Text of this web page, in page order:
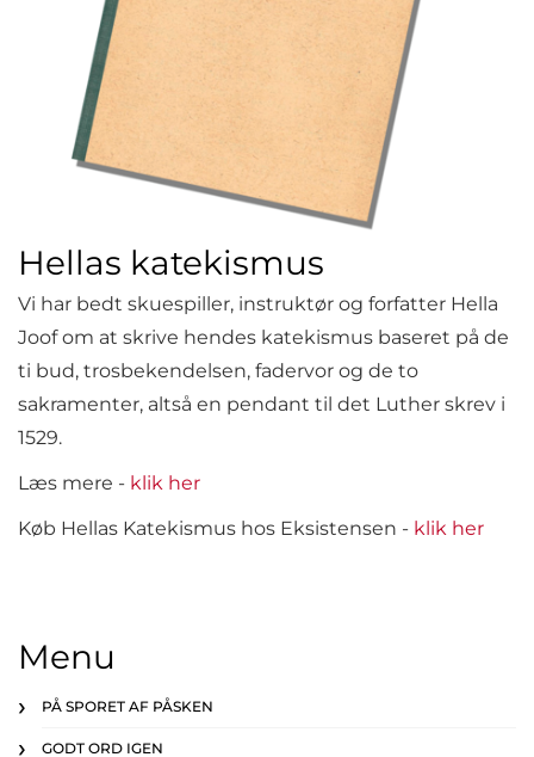
Hellas katekismus
Vi har bedt skuespiller, instruktør og forfatter Hella
Joof om at skrive hendes katekismus baseret på de
ti bud, trosbekendelsen, fadervor og de to
sakramenter, altså en pendant til det Luther skrev i
1529.
Læs mere - klik her
Køb Hellas Katekismus hos Eksistensen - klik her
Menu
PÅ SPORET AF PÅSKEN
GODT ORD IGEN